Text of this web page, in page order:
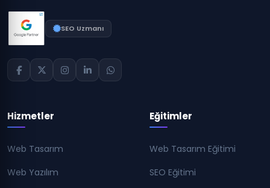
SEO Uzmanı
Hizmetler
Web Tasarım
Web Yazılım
Eğitimler
Web Tasarım Eğitimi
SEO Eğitimi